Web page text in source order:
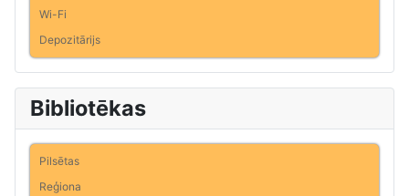
Wi-Fi
Depozitārijs
Bibliotēkas
Pilsētas
Reģiona